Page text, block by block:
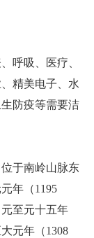
呼吸、医疗、
精美电子、水
防疫等需要洁
于南岭山脉东
年（1195
至元十五年
元年（1308